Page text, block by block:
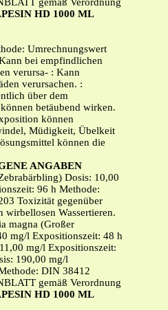
gemäß Verordnung
HD 1000 ML
Umrechnungswert
bei empfindlichen
verursa- : Kann
verursachen. :
über dem
betäubend wirken.
können
Müdigkeit, Übelkeit
können die
ANGABEN
Dosis: 10,00
96 h Methode:
Toxizität gegenüber
wirbellosen Wassertieren.
magna (Großer
mg/l Expositionszeit: 48 h
mg/l Expositionszeit:
190,00 mg/l
DIN 38412
gemäß Verordnung
HD 1000 ML